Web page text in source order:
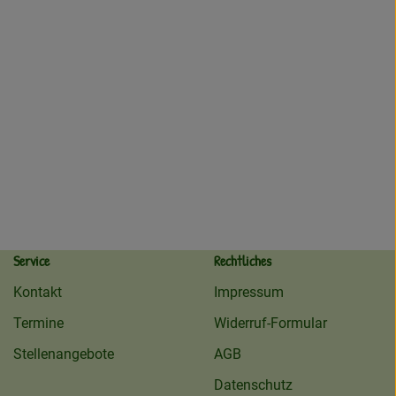
Service
Kontakt
Termine
Stellenangebote
Rechtliches
Impressum
Widerruf-Formular
AGB
Datenschutz